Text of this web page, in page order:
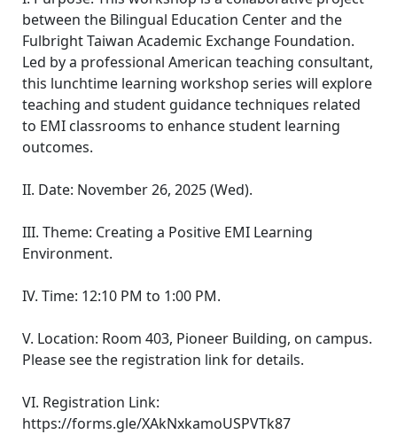
between the Bilingual Education Center and the
Fulbright Taiwan Academic Exchange Foundation.
Led by a professional American teaching consultant,
this lunchtime learning workshop series will explore
teaching and student guidance techniques related
to EMI classrooms to enhance student learning
outcomes.
II. Date: November 26, 2025 (Wed).
III. Theme: Creating a Positive EMI Learning
Environment.
IV. Time: 12:10 PM to 1:00 PM.
V. Location: Room 403, Pioneer Building, on campus.
Please see the registration link for details.
VI. Registration Link:
https://forms.gle/XAkNxkamoUSPVTk87